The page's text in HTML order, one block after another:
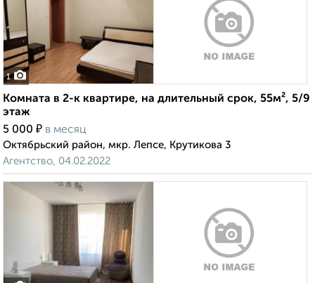
1
Комната в 2-к квартире, на длительный срок, 55м², 5/9
этаж
5 000 ₽ в месяц
Октябрьский район, мкр. Лепсе, Крутикова 3
Агентство, 04.02.2022